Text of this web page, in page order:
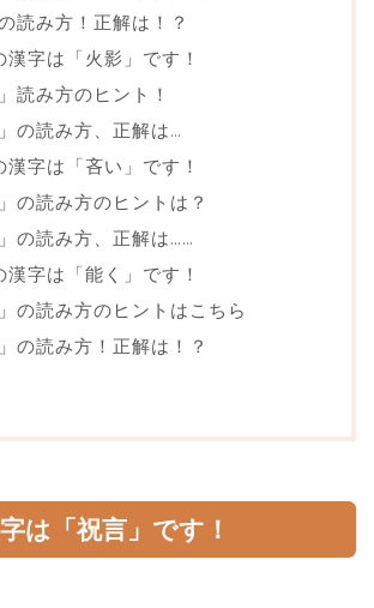
読み方！正解は！？
漢字は「火影」です！
読み方のヒント！
」の読み方、正解は…
漢字は「吝い」です！
」の読み方のヒントは？
」の読み方、正解は……
漢字は「能く」です！
」の読み方のヒントはこちら
」の読み方！正解は！？
は「祝言」です！